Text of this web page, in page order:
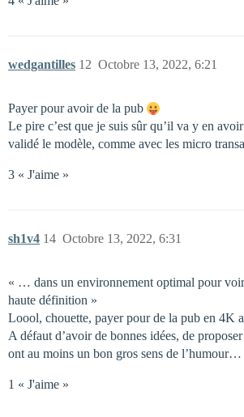
wedgantilles Octobre 13, 2022, 6:21
12
Payer pour avoir de la pub
Le pire c’est que je suis sûr qu’il va y en
validé le modèle, comme avec les micro
3 « J'aime »
sh1v4 Octobre 13, 2022, 6:31
14
« … dans un environnement optimal pour
haute définition »
Loool, chouette, payer pour de la pub en 4K
A défaut d’avoir de bonnes idées, de
ont au moins un bon gros sens de l’humour…
1 « J'aime »